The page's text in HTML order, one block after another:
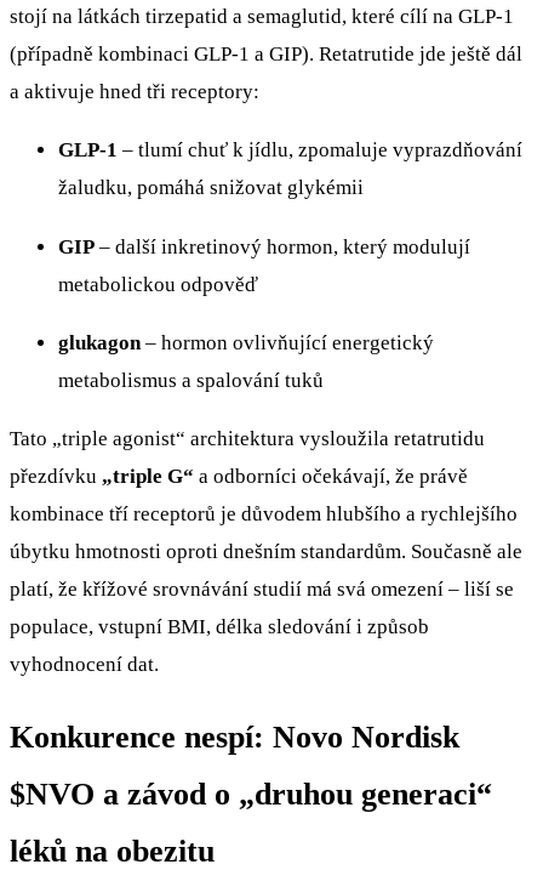
stojí na látkách tirzepatid a semaglutid, které cílí na GLP-1
(případně kombinaci GLP-1 a GIP). Retatrutide jde ještě dál
a aktivuje hned tři receptory:
GLP-1 – tlumí chuť k jídlu, zpomaluje vyprazdňování
žaludku, pomáhá snižovat glykémii
GIP – další inkretinový hormon, který modulují
metabolickou odpověď
glukagon – hormon ovlivňující energetický
metabolismus a spalování tuků
Tato „triple agonist“ architektura vysloužila retatrutidu
přezdívku „triple G“ a odborníci očekávají, že právě
kombinace tří receptorů je důvodem hlubšího a rychlejšího
úbytku hmotnosti oproti dnešním standardům. Současně ale
platí, že křížové srovnávání studií má svá omezení – liší se
populace, vstupní BMI, délka sledování i způsob
vyhodnocení dat.
Konkurence nespí: Novo Nordisk
$NVO a závod o „druhou generaci“
léků na obezitu